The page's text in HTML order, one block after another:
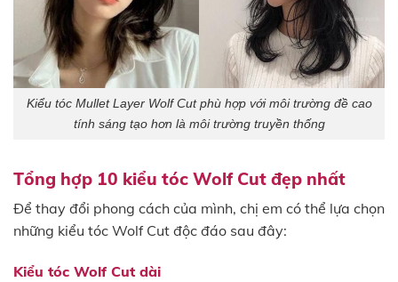
Kiểu tóc Mullet Layer Wolf Cut phù hợp với môi trường đề cao
tính sáng tạo hơn là môi trường truyền thống
Tổng hợp 10 kiểu tóc Wolf Cut đẹp nhất
Để thay đổi phong cách của mình, chị em có thể lựa chọn
những kiểu tóc Wolf Cut độc đáo sau đây:
Kiểu tóc Wolf Cut dài